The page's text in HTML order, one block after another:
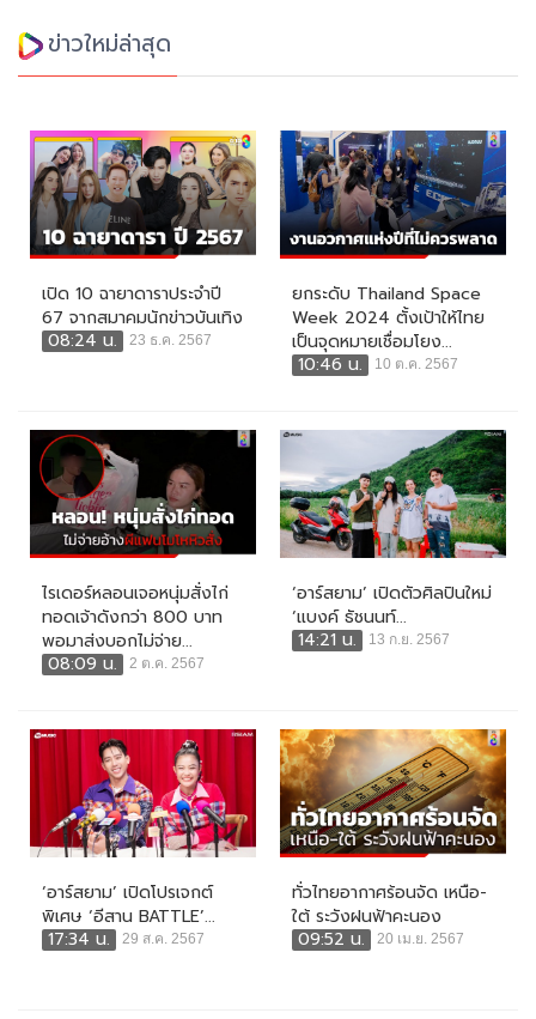
ข่าวใหม่ล่าสุด
เปิด 10 ฉายาดาราประจำปี
67 จากสมาคมนักข่าวบันเทิง
08:24 น.
23 ธ.ค. 2567
ยกระดับ Thailand Space
Week 2024 ตั้งเป้าให้ไทย
เป็นจุดหมายเชื่อมโยง...
10:46 น.
10 ต.ค. 2567
ไรเดอร์หลอนเจอหนุ่มสั่งไก่
ทอดเจ้าดังกว่า 800 บาท
พอมาส่งบอกไม่จ่าย...
08:09 น.
2 ต.ค. 2567
‘อาร์สยาม’ เปิดตัวศิลปินใหม่
‘แบงค์ ธัชนนท์...
14:21 น.
13 ก.ย. 2567
‘อาร์สยาม’ เปิดโปรเจกต์
พิเศษ ‘อีสาน BATTLE’...
17:34 น.
29 ส.ค. 2567
ทั่วไทยอากาศร้อนจัด เหนือ-
ใต้ ระวังฝนฟ้าคะนอง
09:52 น.
20 เม.ย. 2567